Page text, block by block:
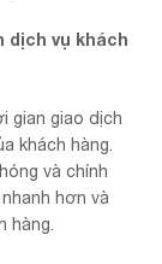
dịch vụ khách
gian giao dịch
khách hàng.
và chính
hơn và
hàng.